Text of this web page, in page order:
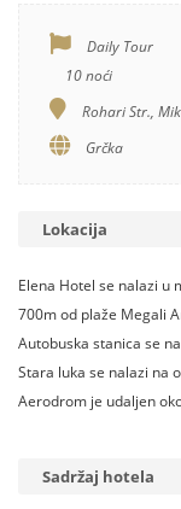
Daily Tour
10 noći
Rohari Str.,
Grčka
Lokacija
Elena Hotel se nalazi u
700m od plaže Megali
Autobuska stanica se
Stara luka se nalazi na
Aerodrom je udaljen
Sadržaj hotela